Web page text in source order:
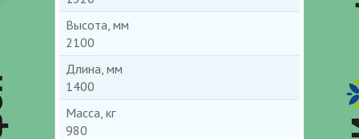
Высота, мм
2100
Длина, мм
1400
Масса, кг
980